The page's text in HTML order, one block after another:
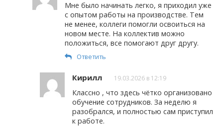
Мне было начинать легко, я приходил уже
с опытом работы на производстве. Тем
не менее, коллеги помогли освоиться на
новом месте. На коллектив можно
положиться, все помогают друг другу.
Ответить
Кирилл 19.03.2026 в 12:19
Классно , что здесь чётко организовано
обучение сотрудников. За неделю я
разобрался, и полностью сам приступил
к работе.